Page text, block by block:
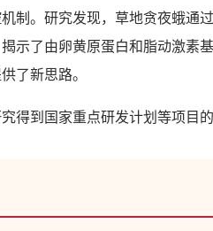
制。研究发现，草地贪夜蛾通
示了由卵黄原蛋白和脂动激素
了新思路。
到国家重点研发计划等项目的